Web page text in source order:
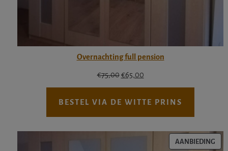
Overnachting full pension
€75,00 Oorspronkelijke
prijs
was:
€65,00Huidige
prijs
is:
BESTEL VIA DE WITTE PRINS
AANBIEDING